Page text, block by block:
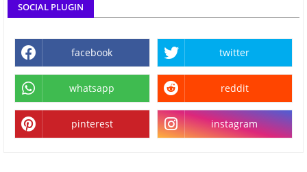
SOCIAL PLUGIN
facebook twitter
whatsapp reddit
pinterest instagram